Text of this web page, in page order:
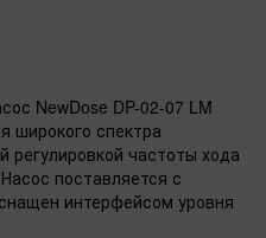
NewDose DP-02-07 LM
широкого спектра
регулировкой частоты хода
поставляется с
интерфейсом уровня